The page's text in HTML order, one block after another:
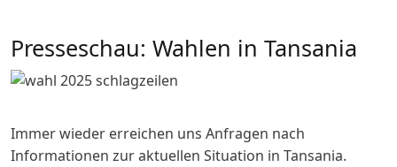
Presseschau: Wahlen in Tansania
Immer wieder erreichen uns Anfragen nach
Informationen zur aktuellen Situation in Tansania.